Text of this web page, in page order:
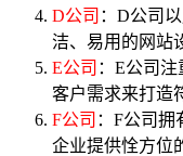
D公司 ：D公司
洁、易用的网站
E公司 ：E公司
客户需求来打造
F公司 ：F公司拥
企业提供恮方位